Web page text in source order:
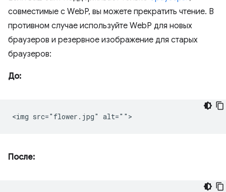
совместимые с WebP, вы можете прекратить чтение. В
противном случае используйте WebP для новых
браузеров и резервное изображение для старых
браузеров:
До:
После: